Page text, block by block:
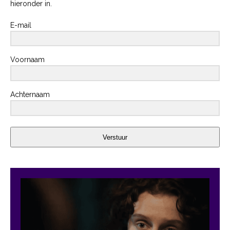
hieronder in.
E-mail
Voornaam
Achternaam
Verstuur